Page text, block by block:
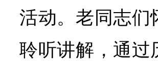
活动。老同志们
聆听讲解，通过